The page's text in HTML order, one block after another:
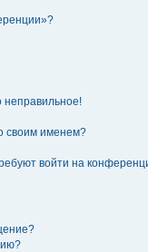
неправильное!
своим именем?
войти на